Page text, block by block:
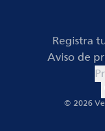
Registra
Aviso de
© 2026